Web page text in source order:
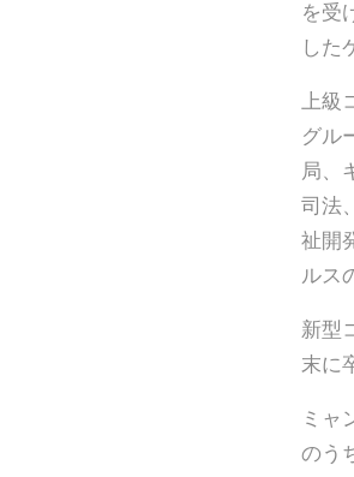
を受
した
上級
グル
局、
司法
祉開
ルス
新型
末に
ミャ
のう